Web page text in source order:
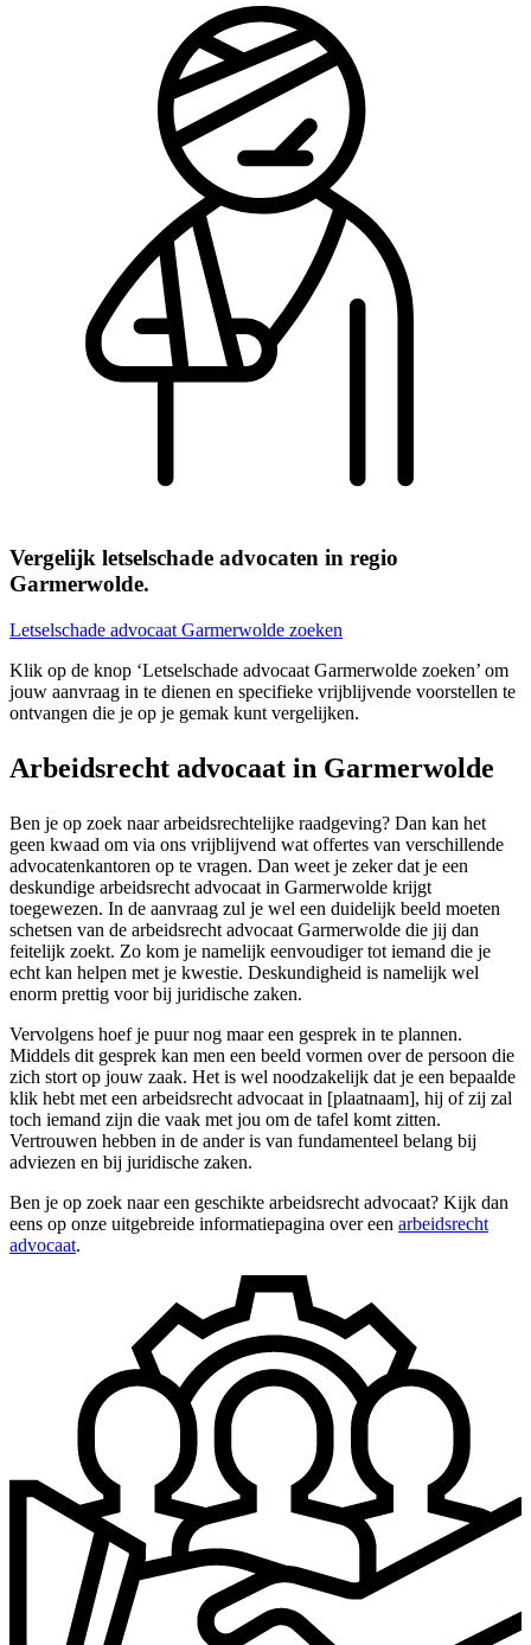
Vergelijk letselschade advocaten in regio
Garmerwolde.
Letselschade advocaat Garmerwolde zoeken
Klik op de knop ‘Letselschade advocaat Garmerwolde zoeken’ om
jouw aanvraag in te dienen en specifieke vrijblijvende voorstellen te
ontvangen die je op je gemak kunt vergelijken.
Arbeidsrecht advocaat in Garmerwolde
Ben je op zoek naar arbeidsrechtelijke raadgeving? Dan kan het
geen kwaad om via ons vrijblijvend wat offertes van verschillende
advocatenkantoren op te vragen. Dan weet je zeker dat je een
deskundige arbeidsrecht advocaat in Garmerwolde krijgt
toegewezen. In de aanvraag zul je wel een duidelijk beeld moeten
schetsen van de arbeidsrecht advocaat Garmerwolde die jij dan
feitelijk zoekt. Zo kom je namelijk eenvoudiger tot iemand die je
echt kan helpen met je kwestie. Deskundigheid is namelijk wel
enorm prettig voor bij juridische zaken.
Vervolgens hoef je puur nog maar een gesprek in te plannen.
Middels dit gesprek kan men een beeld vormen over de persoon die
zich stort op jouw zaak. Het is wel noodzakelijk dat je een bepaalde
klik hebt met een arbeidsrecht advocaat in [plaatnaam], hij of zij zal
toch iemand zijn die vaak met jou om de tafel komt zitten.
Vertrouwen hebben in de ander is van fundamenteel belang bij
adviezen en bij juridische zaken.
Ben je op zoek naar een geschikte arbeidsrecht advocaat? Kijk dan
eens op onze uitgebreide informatiepagina over een arbeidsrecht
advocaat.